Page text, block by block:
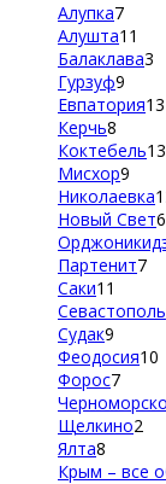
Алупка7
Алушта11
Балаклава3
Гурзуф9
Евпатория13
Керчь8
Коктебель13
Мисхор9
Николаевка
Новый Свет6
Партенит7
Саки11
Севастополь
Судак9
Феодосия10
Форос7
Щелкино2
Ялта8
Крым – все